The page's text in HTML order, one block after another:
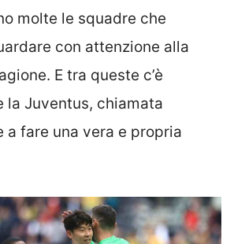
molte le squadre che
con attenzione alla
E tra queste c’è
la Juventus, chiamata
a fare una vera e propria